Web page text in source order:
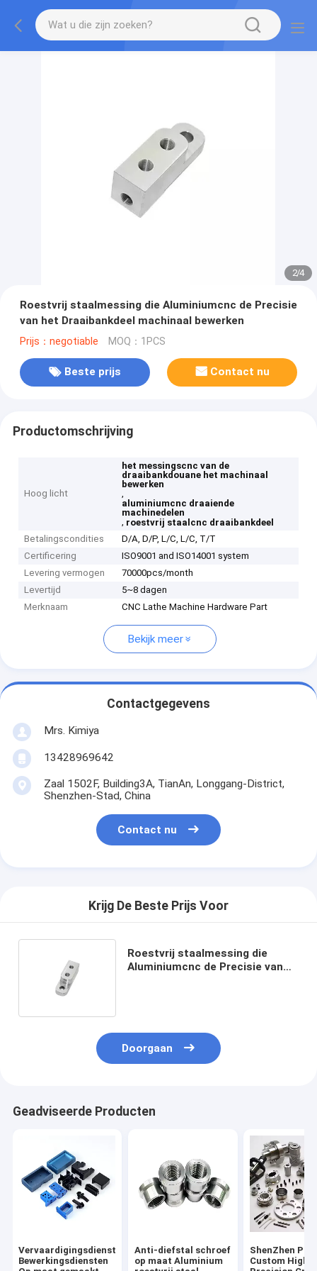
2/4
Roestvrij staalmessing die Aluminiumcnc de Precisie
van het Draaibankdeel machinaal bewerken
Prijs：negotiable MOQ：1PCS
Beste prijs Contact nu
Productomschrijving
Hoog licht
het messingscnc van de
draaibankdouane het machinaal
bewerken
,
aluminiumcnc draaiende
machinedelen
, roestvrij staalcnc draaibankdeel
Betalingscondities
D/A, D/P, L/C, L/C, T/T
Certificering
ISO9001 and ISO14001 system
Levering vermogen
70000pcs/month
Levertijd
5~8 dagen
Merknaam
CNC Lathe Machine Hardware Part
Bekijk meer
Contactgegevens
Mrs. Kimiya
13428969642
Zaal 1502F, Building3A, TianAn, Longgang-District,
Shenzhen-Stad, China
Contact nu
Krijg De Beste Prijs Voor
Roestvrij staalmessing die
Aluminiumcnc de Precisie van
Doorgaan
Geadviseerde Producten
Vervaardigingsdiensten
Bewerkingsdiensten
Anti-diefstal schroef
op maat Aluminium
ShenZhen
Custom High